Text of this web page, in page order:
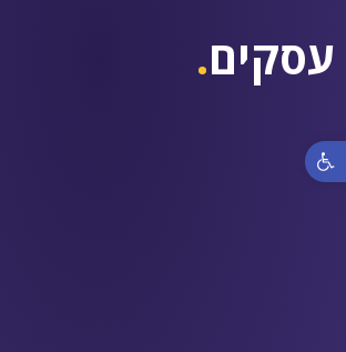
עסקים.
פתח סרגל נגישות